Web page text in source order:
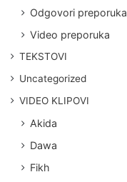
Odgovori preporuka
Video preporuka
TEKSTOVI
Uncategorized
VIDEO KLIPOVI
Akida
Dawa
Fikh